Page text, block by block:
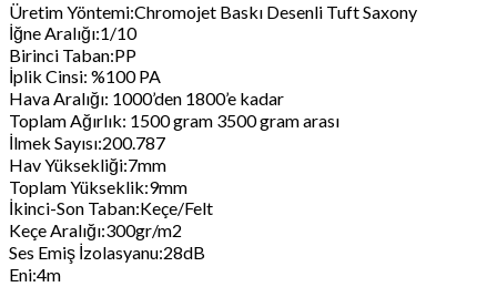
Üretim Yöntemi:Chromojet Baskı Desenli Tuft Saxony
İğne Aralığı:1/10
Birinci Taban:PP
İplik Cinsi: %100 PA
Hava Aralığı: 1000’den 1800’e kadar
Toplam Ağırlık: 1500 gram 3500 gram arası
İlmek Sayısı:200.787
Hav Yüksekliği:7mm
Toplam Yükseklik:9mm
İkinci-Son Taban:Keçe/Felt
Keçe Aralığı:300gr/m2
Ses Emiş İzolasyanu:28dB
Eni:4m